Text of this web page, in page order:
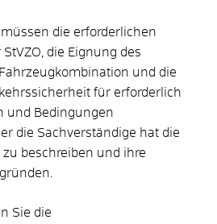
die erforderlichen
die Eignung des
und die
für erforderlich
und Bedingungen
die Sachverständige hat die
beschreiben und ihre
Sie die